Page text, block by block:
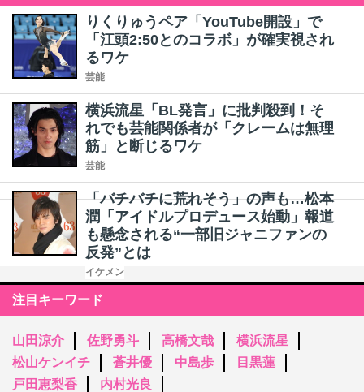
りくりゅうペア「YouTube開設」で
「江頭2:50とのコラボ」が確実視され
るワケ
芸能
横浜流星「BL発言」に批判殺到！そ
れでも芸能関係者が「クレームは無理
筋」と断じるワケ
芸能
「バチバチに荒れそう」の声も…松本
潤「アイドルプロデュース始動」報道
も懸念される“一部旧ジャニファンの
反発”とは
イケメン
注目キーワード
山田涼介 佐野勇斗 高橋文哉
横浜流星
松山ケンイチ
蒼井優 中島歩
目黒蓮
戸田恵梨香
内村光良